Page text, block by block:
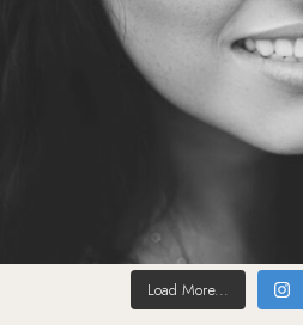
Load More...